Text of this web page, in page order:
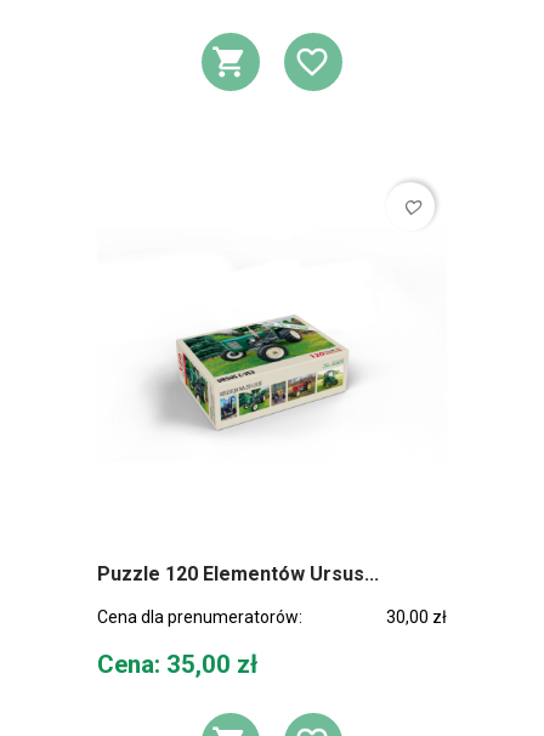
DODAJ DO
DODAJ DO
favorite_border
Puzzle 120 Elementów Ursus...
Cena dla prenumeratorów: 30,00 zł
Cena
Cena: 35,00 zł